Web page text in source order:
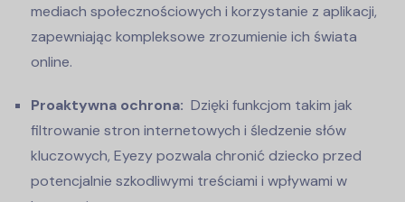
mediach społecznościowych i korzystanie z aplikacji,
zapewniając kompleksowe zrozumienie ich świata
online.
Proaktywna ochrona: Dzięki funkcjom takim jak
filtrowanie stron internetowych i śledzenie słów
kluczowych, Eyezy pozwala chronić dziecko przed
potencjalnie szkodliwymi treściami i wpływami w